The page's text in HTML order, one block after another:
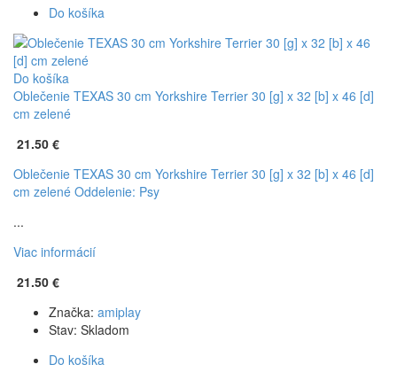
Do košíka
Do košíka
Oblečenie TEXAS 30 cm Yorkshire Terrier 30 [g] x 32 [b] x 46 [d]
cm zelené
21.50 €
Oblečenie TEXAS 30 cm Yorkshire Terrier 30 [g] x 32 [b] x 46 [d]
cm zelené Oddelenie: Psy
...
Viac informácií
21.50 €
Značka: amiplay
Stav: Skladom
Do košíka